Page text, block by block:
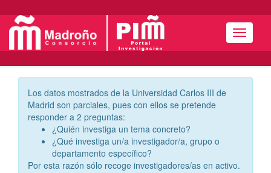
Menú
Los datos mostrados de la Universidad Carlos III de
Madrid son parciales, pues con ellos se pretende
responder a 2 preguntas:
¿Quién investiga un tema concreto?
¿Qué investiga un/a investigador/a, grupo o
departamento específico?
Por esta razón sólo recoge investigadores/as en activo.